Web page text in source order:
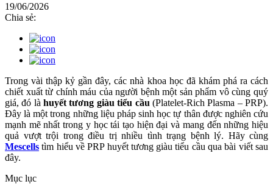
19/06/2026
Chia sẻ:
Trong vài thập kỷ gần đây, các nhà khoa học đã khám phá ra cách
chiết xuất từ chính máu của người bệnh một sản phẩm vô cùng quý
giá, đó làhuyết tương giàu tiểu cầu (Platelet-Rich Plasma – PRP).
Đây là một trong những liệu pháp sinh học tự thân được nghiên cứu
mạnh mẽ nhất trong y học tái tạo hiện đại và mang đến những hiệu
quả vượt trội trong điều trị nhiều tình trạng bệnh lý. Hãy cùng
Mescells tìm hiểu về PRP huyết tương giàu tiểu cầu qua bài viết sau
đây.
Mục lục